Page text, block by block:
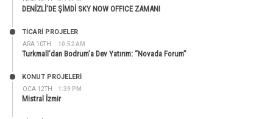
DENİZLİ’DE ŞİMDİ SKY NOW OFFICE ZAMANI
ARA 10TH 10:52 AM
TİCARİ PROJELER
Turkmall’dan Bodrum’a Dev Yatırım: “Novada Forum”
OCA 12TH 1:39 PM
KONUT PROJELERI
Mistral İzmir